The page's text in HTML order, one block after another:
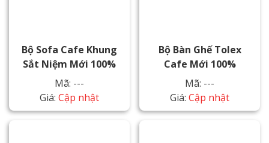
Bộ Sofa Cafe Khung
Sắt Niệm Mới 100%
Mã: ---
Giá: Cập nhật
Bộ Bàn Ghế Tolex
Cafe Mới 100%
Mã: ---
Giá: Cập nhật